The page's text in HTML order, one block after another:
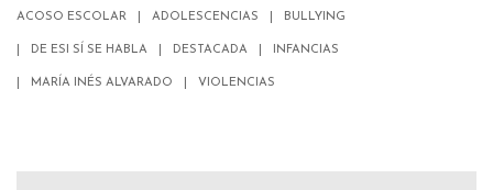
ACOSO ESCOLAR
ADOLESCENCIAS BULLYING
DE ESI SÍ SE HABLA DESTACADA INFANCIAS
MARÍA INÉS ALVARADO VIOLENCIAS